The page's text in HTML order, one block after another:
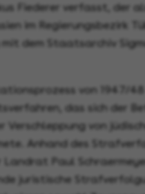
Fiederer verfasst, der
im Regierungsbezirk
dem Staatsarchiv
von 1947/
das sich der
Verschleppung von
Anhand des
Landrat Paul
juristische